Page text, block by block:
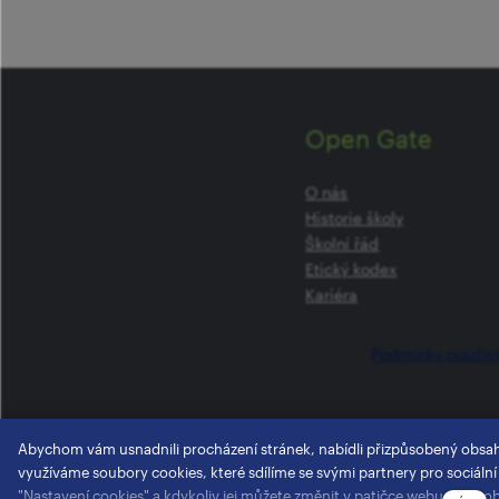
Open Gate
O nás
Historie školy
Školní řád
Etický kodex
Kariéra
Abychom vám usnadnili procházení stránek, nabídli přizpůsobený
využíváme soubory cookies, které sdílíme se svými partnery pro
"Nastavení cookies" a kdykoliv jej můžete změnit v patičce webu.